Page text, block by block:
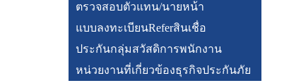
ตรวจสอบตัวแทน/นายหน้า
แบบลงทะเบียนReferสินเชื่อ
ประกันกลุ่มสวัสดิการพนักงาน
หน่วยงานที่เกี่ยวข้องธุรกิจประกันภัย